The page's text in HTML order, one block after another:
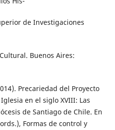
de Investigaciones
Buenos Aires:
Precariedad del Proyecto
en el siglo XVIII: Las
de Santiago de Chile. En
Formas de control y